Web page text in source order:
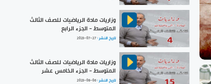
وزاريات مادة الرياضيات للصف الثالث
المتوسط - الجزء الرابع
تاريخ النشر :2023-07-27
وزاريات مادة الرياضيات للصف الثالث
المتوسط - الجزء الخامس عشر
تاريخ النشر :2023-08-06